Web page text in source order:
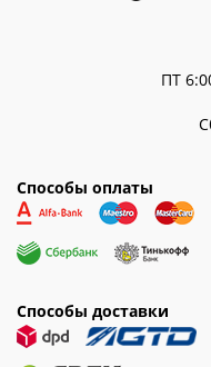
ПТ
Способы оплаты
Способы доставки